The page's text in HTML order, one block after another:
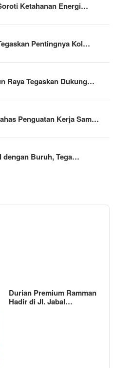
Ketahanan Energi…
Pentingnya Kol…
Raya Tegaskan Dukung…
Penguatan Kerja Sam…
dengan Buruh, Tega…
Durian Premium Ramman
Hadir di Jl. Jabal…